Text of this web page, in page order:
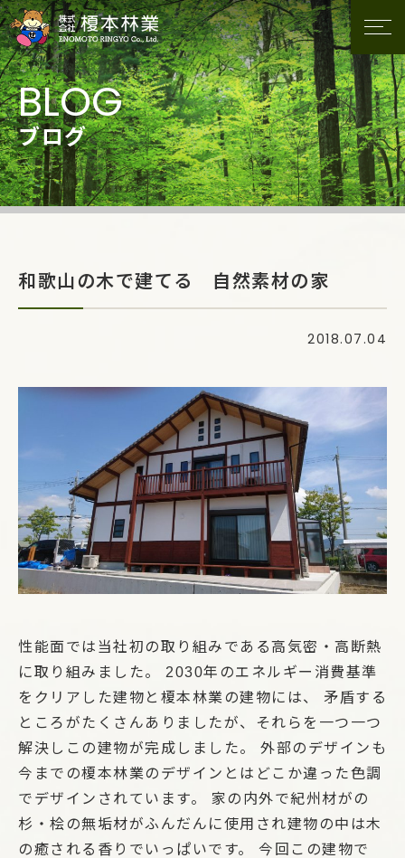
ブログ
和歌山の木で建てる 自然素材の家
2018.07.04
性能面では当社初の取り組みである高気密・高断熱
に取り組みました。 2030年のエネルギー消費基準
をクリアした建物と榎本林業の建物には、 矛盾する
ところがたくさんありましたが、それらを一つ一つ
解決しこの建物が完成しました。 外部のデザインも
今までの榎本林業のデザインとはどこか違った色調
でデザインされています。 家の内外で紀州材がの
杉・桧の無垢材がふんだんに使用され建物の中は木
の癒される香りでいっぱいです。 今回この建物で